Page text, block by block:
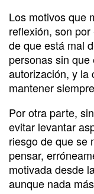
Los motivos que
reflexión, son
de que está mal
personas sin
autorización, y la
mantener
Por otra parte,
evitar levantar
riesgo de que se
pensar,
motivada desde
aunque nada